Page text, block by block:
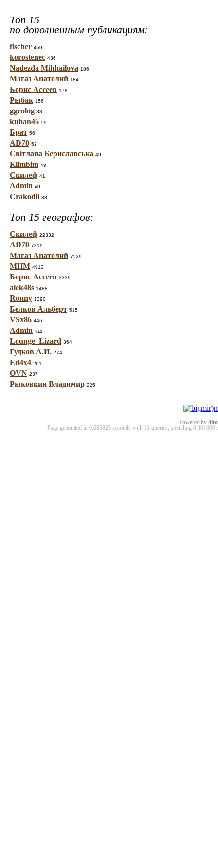
Топ 15
по дополненным публикациям:
fischer 459
korostenec 436
Nadezda Mihhailova 186
Магаз Анатолий 184
Борис Ассеев 178
Рыбак 156
ggeolog 88
kuban46 59
Брат 56
AD70 52
Світлана Бериславська 49
Klimbim 48
Скилеф 41
Admin 40
Crakodil 33
Топ 15 географов:
Скилеф 22332
AD70 7819
Магаз Анатолий 7529
МНМ 4912
Борис Ассеев 3339
alek48s 1488
Ronny 1390
Белков Альберт 515
VSx86 446
Admin 411
Lounge_Lizard 364
Гудков А.И. 274
Ed4x4 261
OVN 237
Рыковкин Владимир 225
Powered by
Page generated in 0.685823 seconds with 31 queries, spending